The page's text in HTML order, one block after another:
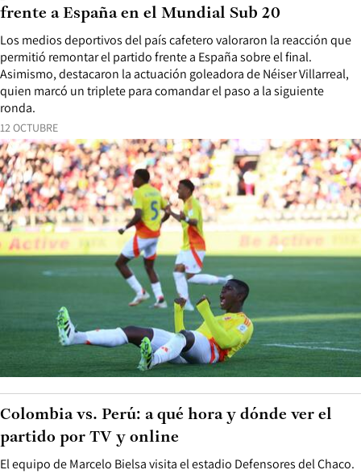
12 OCTUBRE
Los medios deportivos del país cafetero valoraron la reacción que
permitió remontar el partido frente a España sobre el final.
Asimismo, destacaron la actuación goleadora de Néiser Villarreal,
quien marcó un triplete para comandar el paso a la siguiente
ronda.
frente a España en el Mundial Sub 20
El equipo de Marcelo Bielsa visita el estadio Defensores del Chaco.
Colombia vs. Perú: a qué hora y dónde ver el
partido por TV y online